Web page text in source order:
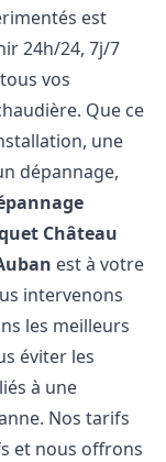
est
24h/24, 7j/7
vos
Que ce
une
dépannage,
Château
est à votre
intervenons
les meilleurs
éviter les
à une
Nos tarifs
et nous offrons